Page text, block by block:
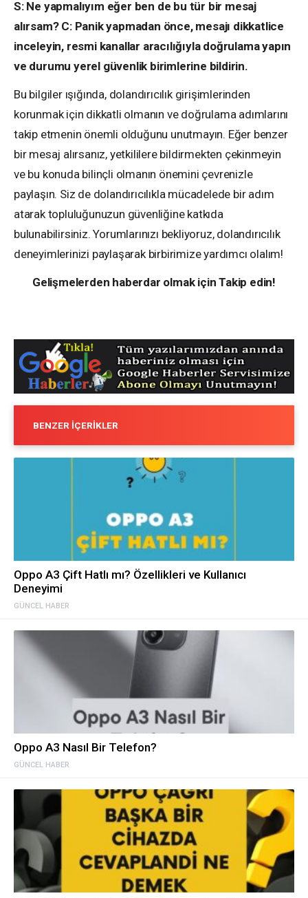
S: Ne yapmalıyım eğer ben de bu tür bir mesaj
alırsam? C: Panik yapmadan önce, mesajı dikkatlice
inceleyin, resmi kanallar aracılığıyla doğrulama yapın
ve durumu yerel güvenlik birimlerine bildirin.
Bu bilgiler ışığında, dolandırıcılık girişimlerinden
korunmak için dikkatli olmanın ve doğrulama adımlarını
takip etmenin önemli olduğunu unutmayın. Eğer benzer
bir mesaj alırsanız, yetkililere bildirmekten çekinmeyin
ve bu konuda bilinçli olmanın önemini çevrenizle
paylaşın. Siz de dolandırıcılıkla mücadelede bir adım
atarak topluluğunuzun güvenliğine katkıda
bulunabilirsiniz. Yorumlarınızı bekliyoruz, dolandırıcılık
deneyimlerinizi paylaşarak birbirimize yardımcı olalım!
Gelişmelerden haberdar olmak için Takip edin!
BENZER İÇERIKLER
GÜNCEL HABER
Oppo A3 Çift Hatlı mı? Özellikleri ve Kullanıcı
Deneyimi
GÜNCEL HABER
Oppo A3 Nasıl Bir Telefon?